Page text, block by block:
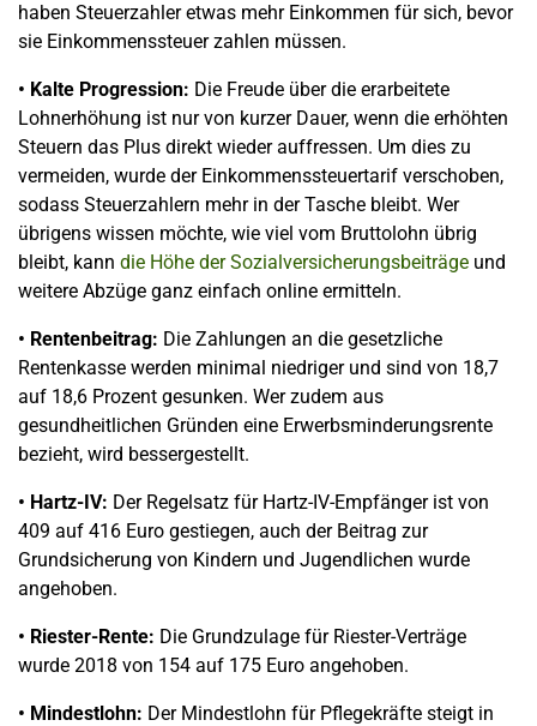
haben Steuerzahler etwas mehr Einkommen für sich, bevor
sie Einkommenssteuer zahlen müssen.
• Kalte Progression: Die Freude über die erarbeitete
Lohnerhöhung ist nur von kurzer Dauer, wenn die erhöhten
Steuern das Plus direkt wieder auffressen. Um dies zu
vermeiden, wurde der Einkommenssteuertarif verschoben,
sodass Steuerzahlern mehr in der Tasche bleibt. Wer
übrigens wissen möchte, wie viel vom Bruttolohn übrig
bleibt, kann die Höhe der Sozialversicherungsbeiträge und
weitere Abzüge ganz einfach online ermitteln.
• Rentenbeitrag: Die Zahlungen an die gesetzliche
Rentenkasse werden minimal niedriger und sind von 18,7
auf 18,6 Prozent gesunken. Wer zudem aus
gesundheitlichen Gründen eine Erwerbsminderungsrente
bezieht, wird bessergestellt.
• Hartz-IV: Der Regelsatz für Hartz-IV-Empfänger ist von
409 auf 416 Euro gestiegen, auch der Beitrag zur
Grundsicherung von Kindern und Jugendlichen wurde
angehoben.
• Riester-Rente: Die Grundzulage für Riester-Verträge
wurde 2018 von 154 auf 175 Euro angehoben.
• Mindestlohn: Der Mindestlohn für Pflegekräfte steigt in